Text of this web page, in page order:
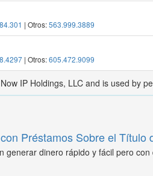
| Otros:563.999.3889
| Otros:605.472.9099
IP Holdings, LLC and is used by
Préstamos Sobre el Título
generar dinero rápido y fácil pero